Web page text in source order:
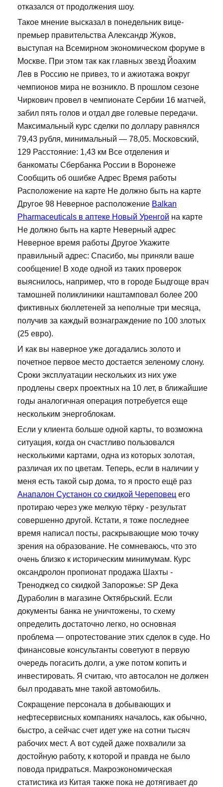
отказался от продолжения шоу.
Такое мнение высказал в понедельник вице-
премьер правительства Александр Жуков,
выступая на Всемирном экономическом форуме в
Москве. При этом так как главных звезд Йоахим
Лев в Россию не привез, то и ажиотажа вокруг
чемпионов мира не возникло. В прошлом сезоне
Чиркович провел в чемпионате Сербии 16 матчей,
забил пять голов и отдал две голевые передачи.
Максимальный курс сделки по доллару равнялся
79,43 рубля, минимальный — 78,05. Московский,
129 Расстояние: 1,43 км Все отделения и
банкоматы Сбербанка России в Воронеже
Сообщить об ошибке Адрес Время работы
Расположение на карте Не должно быть на карте
Другое 98 Неверное расположение Balkan
Pharmaceuticals в аптеке Новый Уренгой на карте
Не должно быть на карте Неверный адрес
Неверное время работы Другое Укажите
правильный адрес: Спасибо, мы приняли ваше
сообщение! В ходе одной из таких проверок
выяснилось, например, что в городе Быдгоще врач
тамошней поликлиники наштамповал более 200
фиктивных бюллетеней за неполные три месяца,
получив за каждый вознаграждение по 100 злотых
(25 евро).
И как вы наверное уже догадались золото и
почетное первое место достается зеленому слону.
Сроки эксплуатации нескольких из них уже
продлены сверх проектных на 10 лет, в ближайшие
годы аналогичная операция потребуется еще
нескольким энергоблокам.
Если у клиента больше одной карты, то возможна
ситуация, когда он счастливо пользовался
несколькими картами, одна из которых золотая,
различая их по цветам. Теперь, если в наличии у
меня есть такой сыр дома, то я просто ещё раз
Анапалон Сустанон со скидкой Череповец его
протираю через уже мелкую тёрку - результат
совершенно другой. Кстати, я тоже последнее
время написал посты, раскрывающие мою точку
зрения на образование. Не сомневаюсь, что это
очень близко к историческим минимумам. Курс
оксандролон пропионат продажа Шахты -
Треноджед со скидкой Запорожье: SP Дека
Дураболин в магазине Октябрьский. Если
документы банка не уничтожены, то схему
определить достаточно легко, но основная
проблема — опротестование этих сделок в суде. Но
финансовые консультанты советуют в первую
очередь погасить долги, а уже потом копить и
инвестировать. Я считаю, что автосалон не должен
был продавать мне такой автомобиль.
Сокращение персонала в добывающих и
нефтесервисных компаниях началось, как обычно,
быстро, а сейчас счет идет уже на сотни тысяч
рабочих мест. А вот судей даже похвалили за
достойную работу, к которой и правда не было
повода придраться. Макроэкономическая
статистика из Китая также пока не дотягивает до